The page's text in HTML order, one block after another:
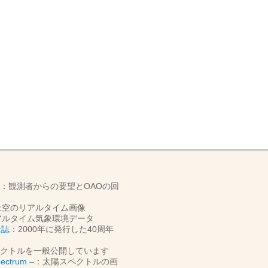
：観測者からの要望とOAOの回
空のリアルタイム画像
ルタイム気象環境データ
：2000年に発行した40周年
トルを一般公開しています
– ：太陽スペクトルの画